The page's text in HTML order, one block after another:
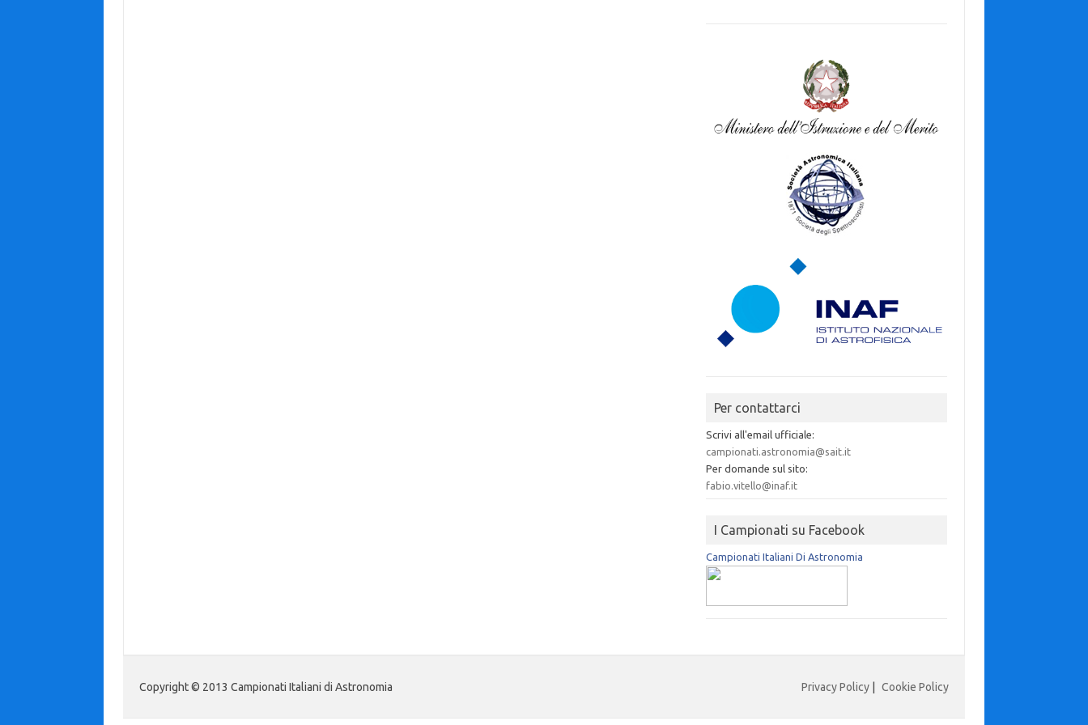
Per contattarci
Scrivi all'email ufficiale:
campionati.astronomia@sait.it
Per domande sul sito:
fabio.vitello@inaf.it
I Campionati su Facebook
Campionati Italiani Di Astronomia
Copyright © 2013 Campionati Italiani di Astronomia Privacy Policy Cookie Policy